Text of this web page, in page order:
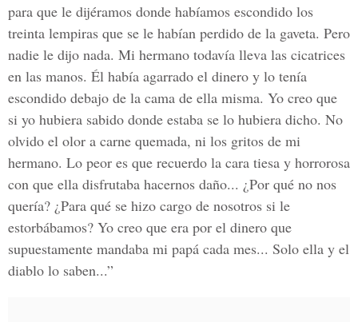
para que le dijéramos donde habíamos escondido los
treinta lempiras que se le habían perdido de la gaveta. Pero
nadie le dijo nada. Mi hermano todavía lleva las cicatrices
en las manos. Él había agarrado el dinero y lo tenía
escondido debajo de la cama de ella misma. Yo creo que
si yo hubiera sabido donde estaba se lo hubiera dicho. No
olvido el olor a carne quemada, ni los gritos de mi
hermano. Lo peor es que recuerdo la cara tiesa y horrorosa
con que ella disfrutaba hacernos daño... ¿Por qué no nos
quería? ¿Para qué se hizo cargo de nosotros si le
estorbábamos? Yo creo que era por el dinero que
supuestamente mandaba mi papá cada mes... Solo ella y el
diablo lo saben...”